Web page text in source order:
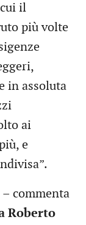
il
più volte
in assoluta
ai
e
commenta
Roberto